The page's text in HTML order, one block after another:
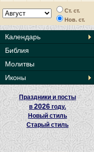
Ст. ст.
Нов. ст.
Календарь
Библия
Молитвы
Иконы
Праздники и посты
в 2026 году.
Новый стиль
Старый стиль